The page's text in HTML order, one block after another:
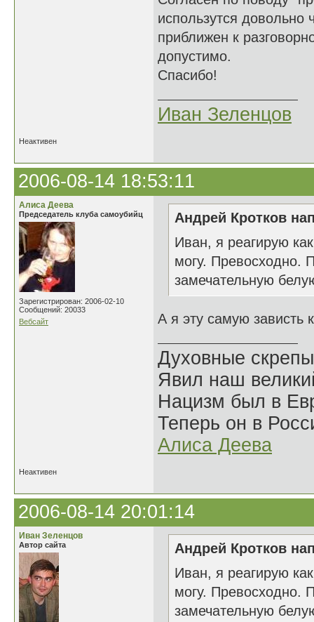
использутся довольно
приближен к
допустимо.
Спасибо!
Иван Зеленцов
Неактивен
2006-08-14 18:53:11
Алиса Деева
Председатель клуба самоубийц
Зарегистрирован: 2006-02-10
Сообщений: 20033
Вебсайт
Андрей Кротков
Иван, я реагирую
могу. Превосходно.
замечательную
А я эту самую зависть
Духовные
Явил наш
Нацизм был в
Теперь он в
Алиса Деева
Неактивен
2006-08-14 20:01:14
Иван Зеленцов
Автор сайта
Андрей Кротков
Иван, я реагирую
могу. Превосходно.
замечательную